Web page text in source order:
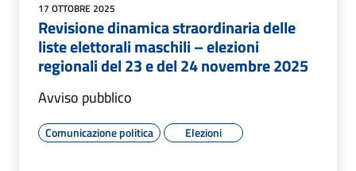
17 OTTOBRE 2025
Revisione dinamica straordinaria delle
liste elettorali maschili – elezioni
regionali del 23 e del 24 novembre 2025
Avviso pubblico
Comunicazione politica Elezioni